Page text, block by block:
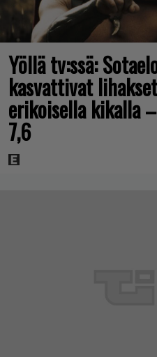
Yöllä tv:ssä:
kasvattivat
erikoisella kikalla
7,6